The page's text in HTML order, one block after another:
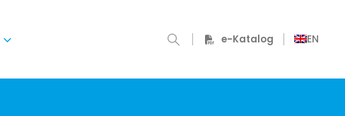
e-Katalog EN